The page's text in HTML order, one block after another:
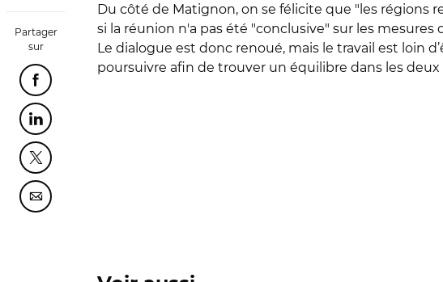
Partager
sur
Partager cette page sur Facebook
Partager cette page sur Linkedin
Partager cette page sur Twitter
Partager cette page sur Courriel
Du côté de Matignon, on se félicite que "les régions
si la réunion n'a pas été "conclusive" sur les mesures
Le dialogue est donc renoué, mais le travail est loin
poursuivre afin de trouver un équilibre dans les deux